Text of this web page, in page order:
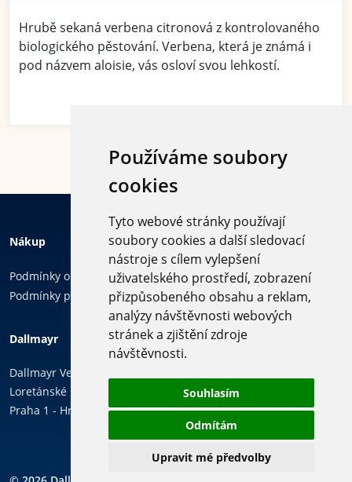
Používáme soubory
cookies
Tyto webové stránky používají
soubory cookies a další sledovací
nástroje s cílem vylepšení
uživatelského prostředí, zobrazení
přizpůsobeného obsahu a reklam,
analýzy návštěvnosti webových
stránek a zjištění zdroje
návštěvnosti.
Souhlasím
Odmítám
Upravit mé předvolby
Hrubě sekaná verbena citronová z kontrolovaného
biologického pěstování. Verbena, která je známá i
pod názvem aloisie, vás osloví svou lehkostí.
Nákup
Podmínky ochrany osobních údajů
Podmínky používání cookies
Dallmayr
Dallmayr Vending & Office, k.s.
Loretánské náměstí 109/3,
Praha 1 - Hradčany, 118 00